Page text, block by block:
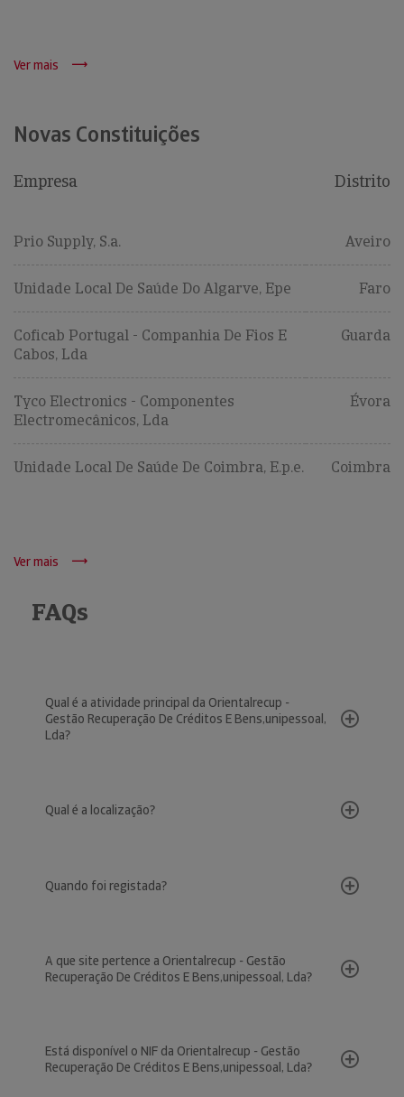
Ver mais
Novas Constituições
Empresa Distrito
Prio Supply, S.a. Aveiro
Unidade Local De Saúde Do Algarve, Epe Faro
Coficab Portugal - Companhia De Fios E
Cabos, Lda
Guarda
Tyco Electronics - Componentes
Electromecânicos, Lda
Évora
Unidade Local De Saúde De Coimbra, E.p.e. Coimbra
Ver mais
FAQs
Qual é a atividade principal da Orientalrecup -
Gestão Recuperação De Créditos E Bens,unipessoal,
Lda?
Qual é a localização?
Quando foi registada?
A que site pertence a Orientalrecup - Gestão
Recuperação De Créditos E Bens,unipessoal, Lda?
Está disponível o NIF da Orientalrecup - Gestão
Recuperação De Créditos E Bens,unipessoal, Lda?